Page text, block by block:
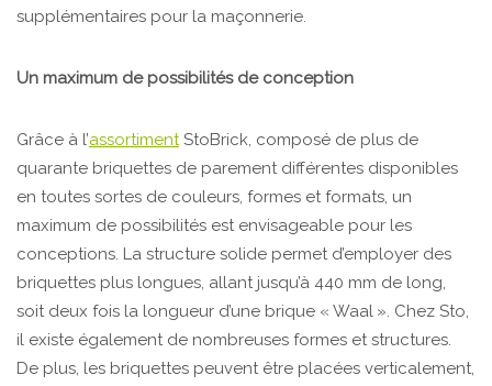
supplémentaires pour la maçonnerie.
Un maximum de possibilités de conception
Grâce à l’assortimentStoBrick, composé de plus de
quarante briquettes de parement différentes disponibles
en toutes sortes de couleurs, formes et formats, un
maximum de possibilités est envisageable pour les
conceptions. La structure solide permet d’employer des
briquettes plus longues, allant jusqu’à 440 mm de long,
soit deux fois la longueur d’une brique « Waal ». Chez Sto,
il existe également de nombreuses formes et structures.
De plus, les briquettes peuvent être placées verticalement,